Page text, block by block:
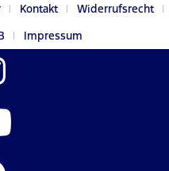
Kontakt
Widerrufsrecht
Impressum